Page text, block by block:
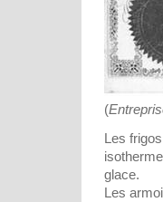
(
Les
glace.
Les